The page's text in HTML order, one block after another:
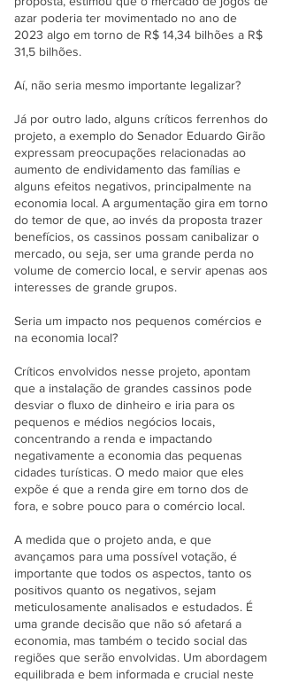
azar poderia ter movimentado no ano de
2023 algo em torno de R$ 14,34 bilhões a R$
31,5 bilhões.
Aí, não seria mesmo importante legalizar?
Já por outro lado, alguns críticos ferrenhos do
projeto, a exemplo do Senador Eduardo Girão
expressam preocupações relacionadas ao
aumento de endividamento das famílias e
alguns efeitos negativos, principalmente na
economia local. A argumentação gira em torno
do temor de que, ao invés da proposta trazer
benefícios, os cassinos possam canibalizar o
mercado, ou seja, ser uma grande perda no
volume de comercio local, e servir apenas aos
interesses de grande grupos.
Seria um impacto nos pequenos comércios e
na economia local?
Críticos envolvidos nesse projeto, apontam
que a instalação de grandes cassinos pode
desviar o fluxo de dinheiro e iria para os
pequenos e médios negócios locais,
concentrando a renda e impactando
negativamente a economia das pequenas
cidades turísticas. O medo maior que eles
expõe é que a renda gire em torno dos de
fora, e sobre pouco para o comércio local.
A medida que o projeto anda, e que
avançamos para uma possível votação, é
importante que todos os aspectos, tanto os
positivos quanto os negativos, sejam
meticulosamente analisados e estudados. É
uma grande decisão que não só afetará a
economia, mas também o tecido social das
regiões que serão envolvidas. Um abordagem
equilibrada e bem informada e crucial neste